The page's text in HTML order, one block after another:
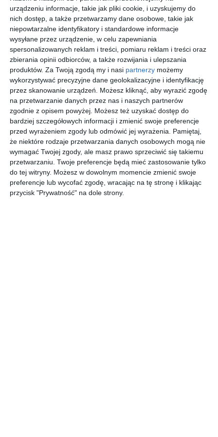
urządzeniu informacje, takie jak pliki cookie, i uzyskujemy do
nich dostęp, a także przetwarzamy dane osobowe, takie jak
niepowtarzalne identyfikatory i standardowe informacje
wysyłane przez urządzenie, w celu zapewniania
spersonalizowanych reklam i treści, pomiaru reklam i treści oraz
zbierania opinii odbiorców, a także rozwijania i ulepszania
produktów. Za Twoją zgodą my i nasi partnerzy możemy
wykorzystywać precyzyjne dane geolokalizacyjne i identyfikację
przez skanowanie urządzeń. Możesz kliknąć, aby wyrazić zgodę
na przetwarzanie danych przez nas i naszych partnerów
zgodnie z opisem powyżej. Możesz też uzyskać dostęp do
bardziej szczegółowych informacji i zmienić swoje preferencje
przed wyrażeniem zgody lub odmówić jej wyrażenia. Pamiętaj,
że niektóre rodzaje przetwarzania danych osobowych mogą nie
wymagać Twojej zgody, ale masz prawo sprzeciwić się takiemu
przetwarzaniu. Twoje preferencje będą mieć zastosowanie tylko
do tej witryny. Możesz w dowolnym momencie zmienić swoje
preferencje lub wycofać zgodę, wracając na tę stronę i klikając
przycisk "Prywatność" na dole strony.
0BE1376
1109
1.109,
00
przejdź do
sklepu
0DB1136T
001
279,
30
przejdź do
ARMANI
0EA3168
5850 511,
20
przejdź do
sklepu
SNOF5005
VV00
159
D BY D
DBOF9013
NN00
27930
przejdź do
sklepu
ARMANI
EXCHANGE
0AX3116
8235
36720
przejdź do
sklepu
ARMANI
EXCHANGE
0AX3029
8182
31150
przejdź do
sklepu
VOGUE
0VO4343
5152
452,
00
przejdź do
sklepu